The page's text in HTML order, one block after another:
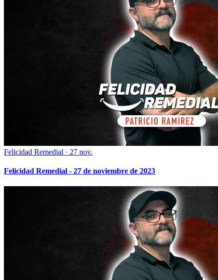
Felicidad Remedial · 27 nov.
Felicidad Remedial - 27 de noviembre de 2023